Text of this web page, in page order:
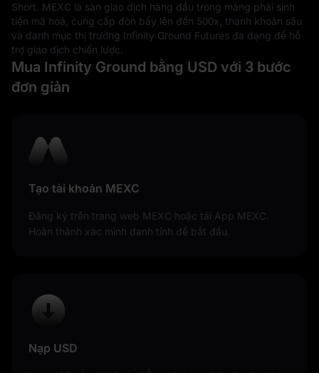
Short. MEXC là sàn giao dịch hàng đầu trong mảng phái sinh
tiền mã hoá, cung cấp đòn bẩy lên đến 500x, thanh khoản sâu
và danh mục thị trường Infinity Ground Futures đa dạng để hỗ
trợ giao dịch chiến lược.
Mua Infinity Ground bằng USD với 3 bước
đơn giản
Tạo tài khoản MEXC
Đăng ký trên trang web MEXC hoặc tải App MEXC.
Hoàn thành xác minh danh tính để bắt đầu.
Nạp USD